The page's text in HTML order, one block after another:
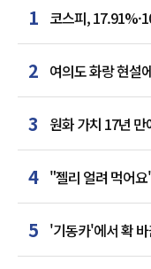
1 코스피,
상승률"…'삼전닉
2 여의도 화랑 현설
거점 확보하나
3 원화 가치 17년
4 "젤리 얼려 먹어
된 SNS
5 '기동카'에서 확
카드사 경쟁